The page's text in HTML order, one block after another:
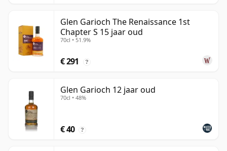
Glen Garioch The Renaissance 1st
Chapter S 15 jaar oud
70cl • 51.9%
€ 291 ?
Glen Garioch 12 jaar oud
70cl • 48%
€ 40 ?